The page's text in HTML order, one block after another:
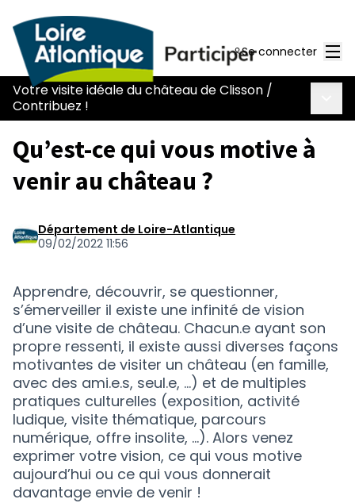
Se connecter
Votre visite idéale du château de Clisson /
Contribuez !
Qu’est-ce qui vous motive à
venir au château ?
Département de Loire-Atlantique
09/02/2022 11:56
Apprendre, découvrir, se questionner,
s’émerveiller il existe une infinité de vision
d’une visite de château. Chacun.e ayant son
propre ressenti, il existe aussi diverses façons
motivantes de visiter un château (en famille,
avec des ami.e.s, seul.e, …) et de multiples
pratiques culturelles (exposition, activité
ludique, visite thématique, parcours
numérique, offre insolite, …). Alors venez
exprimer votre vision, ce qui vous motive
aujourd’hui ou ce qui vous donnerait
davantage envie de venir !